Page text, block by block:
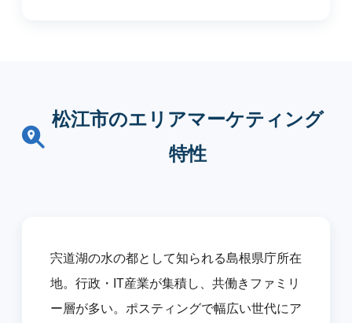
松江市のエリアマーケティング
特性
宍道湖の水の都として知られる島根県庁所在
地。行政・IT産業が集積し、共働きファミリ
ー層が多い。ポスティングで幅広い世代にア